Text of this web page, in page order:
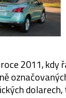
2011,